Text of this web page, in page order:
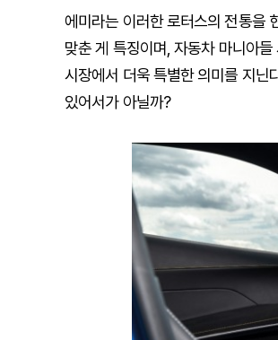
에미라는 이러한 로터스의 전통을
맞춘 게 특징이며, 자동차 마니아
시장에서 더욱 특별한 의미를 지닌
있어서가 아닐까?